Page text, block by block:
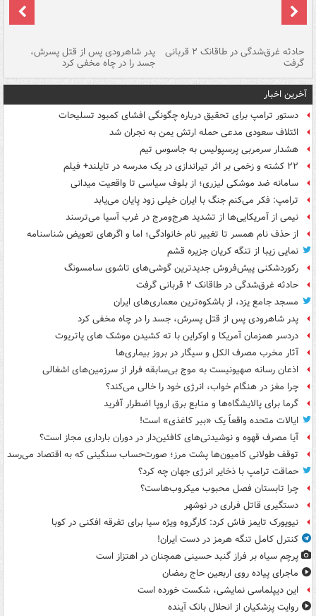
حادثه غرق‌شدگی در طاقانک ۲ قربانی
گرفت
پدر شاهرودی پس از قتل پسرش،
جسد را در چاه مخفی کرد
آخرین اخبار
دستور ترامپ برای تحقیق درباره چگونگی افشای کمبود تسلیحات
ائتلاف سعودی مدعی حمله ارتش یمن به نجران شد
هشدار سرمربی پرسپولیس به جاسوس تیم
۲۲ کشته و زخمی بر اثر تیراندازی در یک مدرسه در تایلند+ فیلم
سامانه ضد موشکی لیزری؛ از بلوف سیاسی تا واقعیت میدانی
ترامپ: فکر می‌کنم جنگ با ایران خیلی زود پایان می‌یابد
نیمی از آمریکایی‌ها از تشدید هرج‌ومرج در غرب آسیا می‌ترسند
از حذف نام همسر تا تغییر نام خانوادگی؛ اما و اگرهای تعویض شناسنامه
نمایی زیبا از تنگه کریان جزیره قشم
رکوردشکنی پیش‌فروش جدیدترین گوشی‌های تاشوی سامسونگ
حادثه غرق‌شدگی در طاقانک ۲ قربانی گرفت
مسجد جامع یزد، از باشکوه‌ترین معماری‌های ایران
پدر شاهرودی پس از قتل پسرش، جسد را در چاه مخفی کرد
دردسر همزمان آمریکا و اوکراین با ته کشیدن موشک های پاتریوت
آثار مخرب مصرف الکل و سیگار در بروز بیماری‌ها
اذعان رسانه صهیونیست به موج بی‌سابقه فرار از سرزمین‌های اشغالی
چرا مغز در هنگام خواب، انرژی خود را خالی می‌کند؟
گرما برای پالایشگاه‌ها و منابع برق اروپا اضطرار آفرید
ایالات متحده واقعاً یک «ببر کاغذی» است!
آیا مصرف قهوه و نوشیدنی‌های کافئین‌دار در دوران بارداری مجاز است؟
توقف طولانی کامیون‌ها پشت مرز؛ صورت‌حساب سنگینی که به اقتصاد می‌رسد
حماقت ترامپ با ذخایر انرژی جهان چه کرد؟
چرا تابستان فصل محبوب میکروب‌هاست؟
دستگیری قاتل فراری در نوشهر
نیویورک تایمز فاش کرد: کارگروه ویژه سیا برای تفرقه افکنی در کوبا
کنترل کامل تنگه هرمز در دست ایران!
پرچم سیاه بر فراز گنبد حسینی همچنان در اهتزاز است
ماجرای پیاده روی اربعین حاج رمضان
این دیپلماسی نمایشی، شکست خورده است
روایت پزشکیان از انحلال بانک آینده